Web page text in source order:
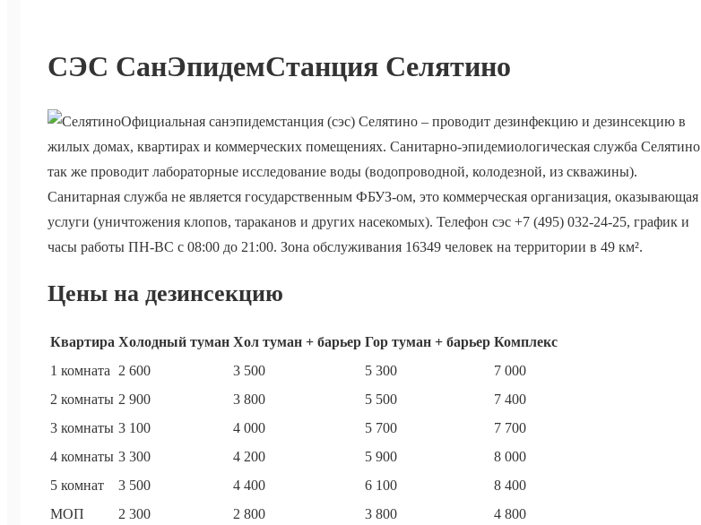
СЭС СанЭпидемСтанция Селятино
Официальная санэпидемстанция (сэс) Селятино – проводит дезинфекцию и дезинсекцию в
жилых домах, квартирах и коммерческих помещениях. Санитарно-эпидемиологическая служба Селятино
так же проводит лабораторные исследование воды (водопроводной, колодезной, из скважины).
Санитарная служба не является государственным ФБУЗ-ом, это коммерческая организация, оказывающая
услуги (уничтожения клопов, тараканов и других насекомых). Телефон сэс +7 (495) 032-24-25, график и
часы работы ПН-ВС с 08:00 до 21:00. Зона обслуживания 16349 человек на территории в 49 км².
Цены на дезинсекцию
Квартира Холодный туман Хол туман + барьер Гор туман + барьер Комплекс
1 комната
2 600 3 500 5 300
7 000
2 комнаты 2 900 3 800 5 500
7 400
3 комнаты 3 100 4 000 5 700
7 700
4 комнаты 3 300 4 200 5 900
8 000
5 комнат
3 500 4 400 6 100
8 400
МОП
2 300 2 800 3 800
4 800